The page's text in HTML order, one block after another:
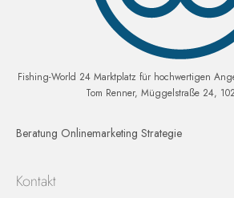
Fishing-World 24 Marktplatz für hochwertigen
Tom Renner, Müggelstraße 24,
Beratung Onlinemarketing Strategie
Kontakt